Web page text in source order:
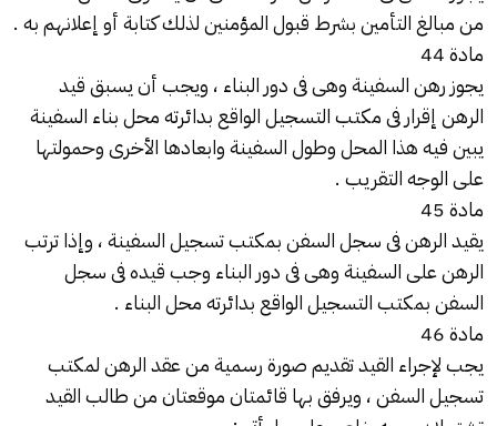
من مبالغ التأمين بشرط قبول المؤمنين لذلك كتابة أو إعلانهم به .
مادة 44
يجوز رهن السفينة وهى فى دور البناء ، ويجب أن يسبق قيد
الرهن إقرار فى مكتب التسجيل الواقع بدائرته محل بناء السفينة
يبين فيه هذا المحل وطول السفينة وابعادها الأخرى وحمولتها
على الوجه التقريب .
مادة 45
يقيد الرهن فى سجل السفن بمكتب تسجيل السفينة ، وإذا ترتب
الرهن على السفينة وهى فى دور البناء وجب قيده فى سجل
السفن بمكتب التسجيل الواقع بدائرته محل البناء .
مادة 46
يجب لإجراء القيد تقديم صورة رسمية من عقد الرهن لمكتب
تسجيل السفن ، ويرفق بها قائمتان موقعتان من طالب القيد